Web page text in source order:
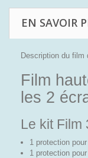
EN SAVOIR
Description du film
Film
les 2
Le kit Film
1 protection
1 protection